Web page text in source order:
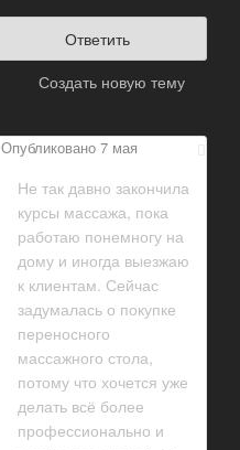
Ответить
Создать новую тему
Опубликовано 7 мая
Не так давно закончила
курсы массажа, пока
работаю понемногу на
дому и иногда выезжаю
к клиентам. Сейчас
задумалась о покупке
переносного
массажного стола,
потому что хочется уже
делать всё более
профессионально и